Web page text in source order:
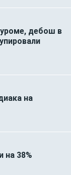
дебош в
на
на 38%